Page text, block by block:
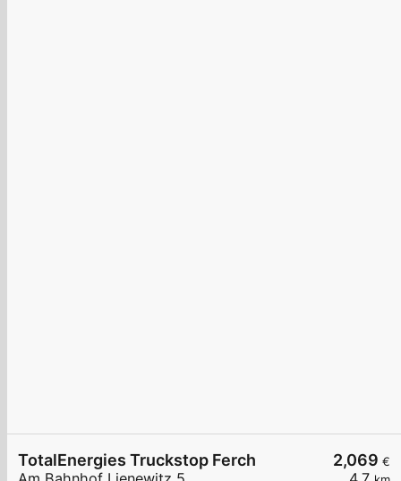
2,069 €
TotalEnergies Truckstop Ferch